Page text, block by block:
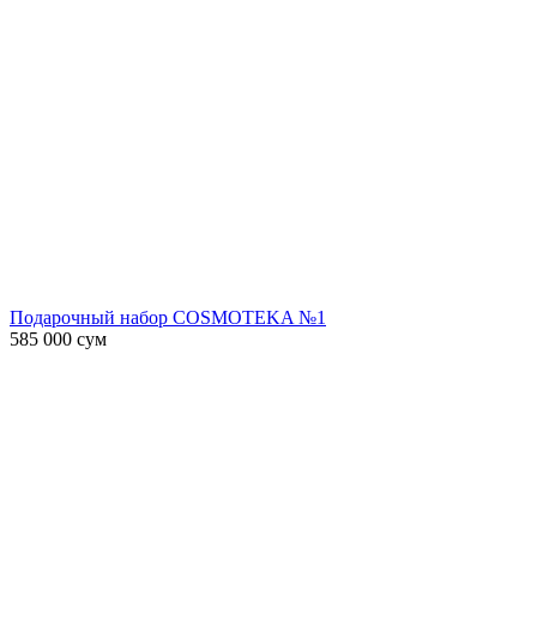
Подарочный набор COSMOTEKA №1
585 000 сум